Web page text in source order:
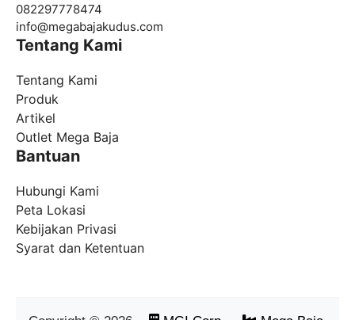
082297778474
info@megabajakudus.com
Tentang Kami
Tentang Kami
Produk
Artikel
Outlet Mega Baja
Bantuan
Hubungi Kami
Peta Lokasi
Kebijakan Privasi
Syarat dan Ketentuan